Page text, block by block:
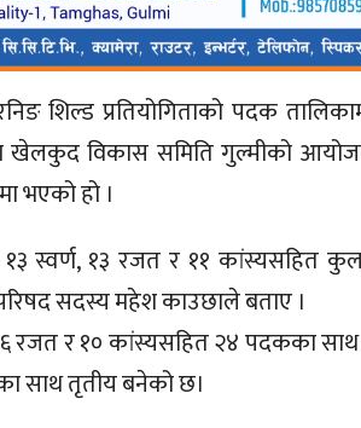
शिल्ड प्रतियोगिताको पदक
विकास समिति गुल्मीको
भएको हो ।
१३ स्वर्ण, १३ रजत र ११ कांस्यसहित
सदस्य महेश काउछाले बताए ।
रजत र १० कांस्यसहित २४ पदकका साथ
साथ तृतीय बनेको छ।